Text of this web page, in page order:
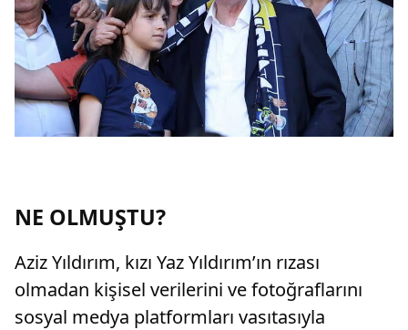
NE OLMUŞTU?
Aziz Yıldırım, kızı Yaz Yıldırım’ın rızası
olmadan kişisel verilerini ve fotoğraflarını
sosyal medya platformları vasıtasıyla